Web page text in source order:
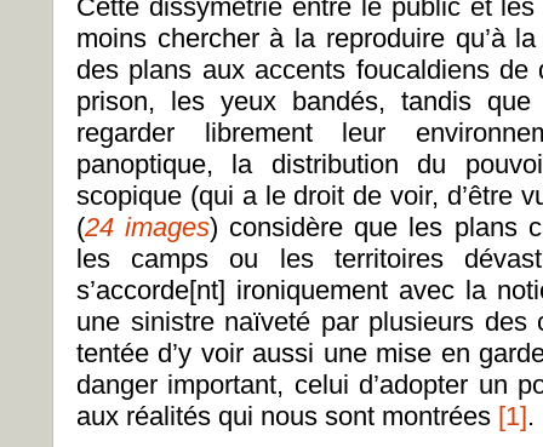
Cette dissymétrie entre le public et
moins chercher à la reproduire qu’à
des plans aux accents foucaldiens
prison, les yeux bandés, tandis
regarder librement leur
panoptique, la distribution du
scopique (qui a le droit de voir, d’être
(24 images) considère que les plans
les camps ou les territoires
s’accorde[nt] ironiquement avec la
une sinistre naïveté par plusieurs des
tentée d’y voir aussi une mise en
danger important, celui d’adopter un
aux réalités qui nous sont montrées [1].